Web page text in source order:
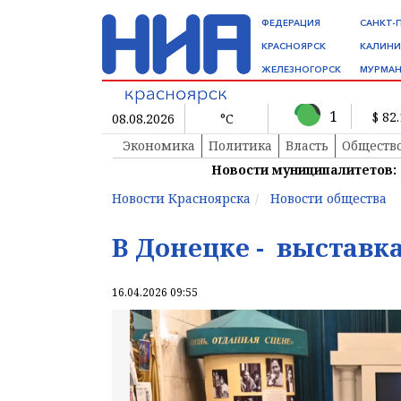
ФЕДЕРАЦИЯ
КРАСНОЯРСК
ЖЕЛЕЗНОГОРСК
САНКТ-
08.08.2026 °C 1
$
Экономика
Политика Власть
Новости муниципалитетов:
Новости Красноярска
Новости общества
В Донецке -
16.04.2026 09:55